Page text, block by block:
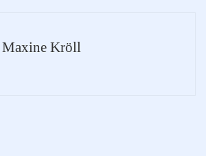
Maxine Kröll